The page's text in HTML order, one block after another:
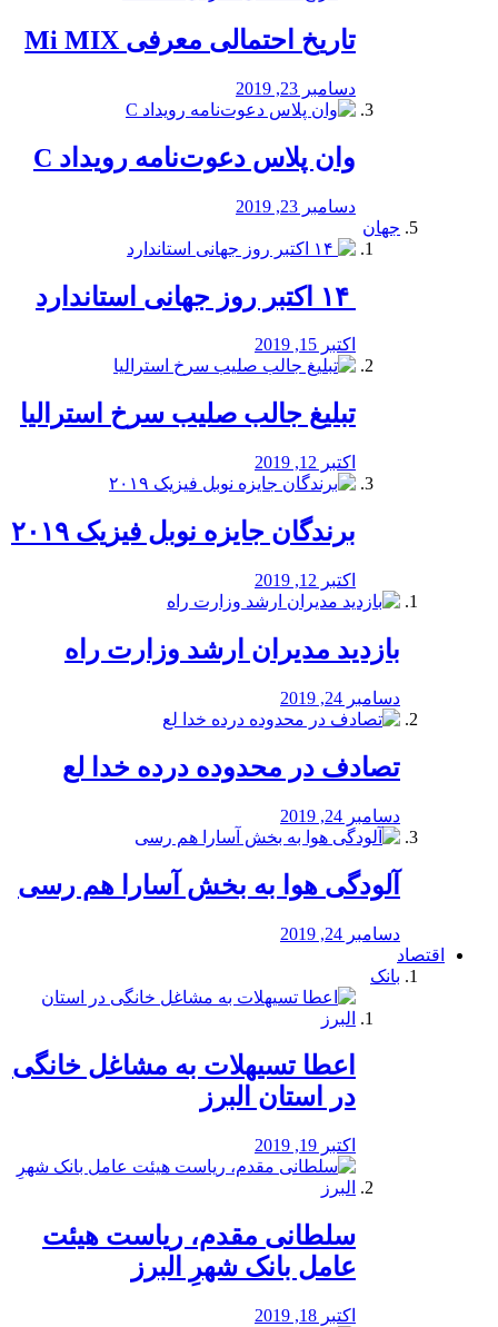
تاریخ احتمالی معرفی Mi MIX
دسامبر 23, 2019
وان پلاس دعوت‌نامه رویداد C
دسامبر 23, 2019
جهان
اکتبر 15, 2019
تبلیغ جالب صلیب سرخ استرالیا
اکتبر 12, 2019
برندگان جایزه نوبل فیزیک ۲۰۱۹
اکتبر 12, 2019
بازدید مدیران ارشد وزارت راه
دسامبر 24, 2019
تصادف در محدوده درده خدا لع
دسامبر 24, 2019
آلودگی هوا به بخش آسارا هم رسی
دسامبر 24, 2019
اقتصاد
بانک
️اعطا تسیهلات به مشاغل خانگی
در استان البرز
اکتبر 19, 2019
سلطانی مقدم، ریاست هیئت
عامل بانک شهرِ البرز
اکتبر 18, 2019